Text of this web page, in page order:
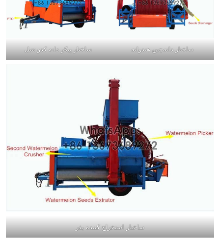
ساختار دانه‌چین هندوانه ساختار پیکر دانه کدو تنبل
ساختار استخراج کننده بذر